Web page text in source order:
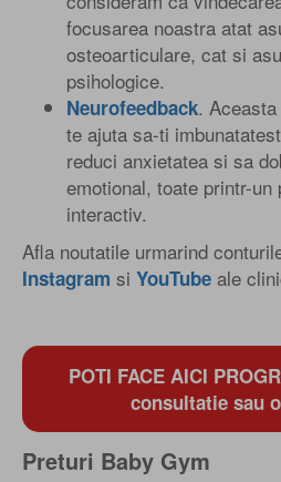
focusarea noastra atat
osteoarticulare, cat si
psihologice.
Neurofeedback.
te ajuta sa-ti
reduci anxietatea si sa
emotional, toate printr-
interactiv.
Afla noutatile urmarind
Instagram si YouTube ale
POTI FACE AICI
consultatie sau
Preturi Baby Gym